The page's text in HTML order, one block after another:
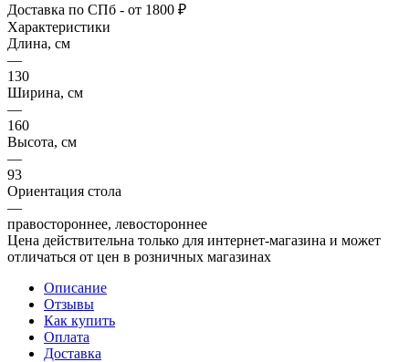
Доставка по СПб - от 1800 ₽
Характеристики
Длина, см
—
130
Ширина, см
—
160
Высота, см
—
93
Ориентация стола
—
правостороннее, левостороннее
Цена действительна только для интернет-магазина и может
отличаться от цен в розничных магазинах
Описание
Отзывы
Как купить
Оплата
Доставка